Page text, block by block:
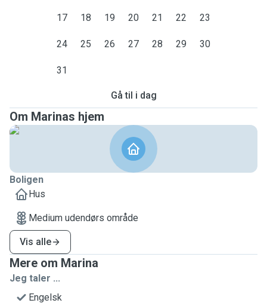
17 18 19 20 21 22 23
24 25 26 27 28 29 30
31
Gå til i dag
Om Marinas hjem
Boligen
Hus
Medium udendørs område
Vis alle
Mere om Marina
Jeg taler ...
Engelsk